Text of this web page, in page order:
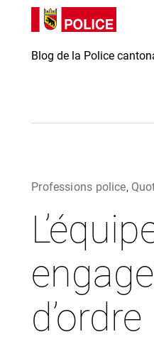
Directement
au contenu
Directement
Blog de la Police
Professions police,
d’ordre